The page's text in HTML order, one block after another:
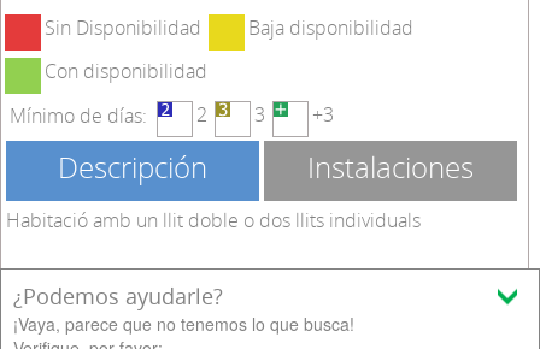
Sin Disponibilidad
Baja disponibilidad
Con disponibilidad
Mínimo de días:
2 3 +3
Descripción Instalaciones
Habitació amb un llit doble o dos llits individuals
Ocupación máxima:
¿Podemos ayudarle?
¡Vaya, parece que no tenemos lo que busca!